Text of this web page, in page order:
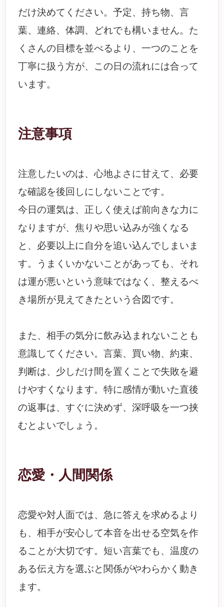
だけ決めてください。予定、持ち物、言
葉、連絡、体調、どれでも構いません。た
くさんの目標を並べるより、一つのことを
丁寧に扱う方が、この日の流れには合って
います。
注意事項
注意したいのは、心地よさに甘えて、必要
な確認を後回しにしないことです。
今日の運気は、正しく使えば前向きな力に
なりますが、焦りや思い込みが強くなる
と、必要以上に自分を追い込んでしまいま
す。うまくいかないことがあっても、それ
は運が悪いという意味ではなく、整えるべ
き場所が見えてきたという合図です。
また、相手の気分に飲み込まれないことも
意識してください。言葉、買い物、約束、
判断は、少しだけ間を置くことで失敗を避
けやすくなります。特に感情が動いた直後
の返事は、すぐに決めず、深呼吸を一つ挟
むとよいでしょう。
恋愛・人間関係
恋愛や対人面では、急に答えを求めるより
も、相手が安心して本音を出せる空気を作
ることが大切です。短い言葉でも、温度の
ある伝え方を選ぶと関係がやわらかく動き
ます。